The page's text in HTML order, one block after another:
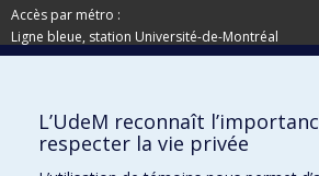
Accès par métro :
Ligne bleue, station Université-de-Montréal
Pavillon de la Direction des immeubles
C.P. 6128, succursale Centre-ville
L’UdeM reconnaît
respecter la vie privée